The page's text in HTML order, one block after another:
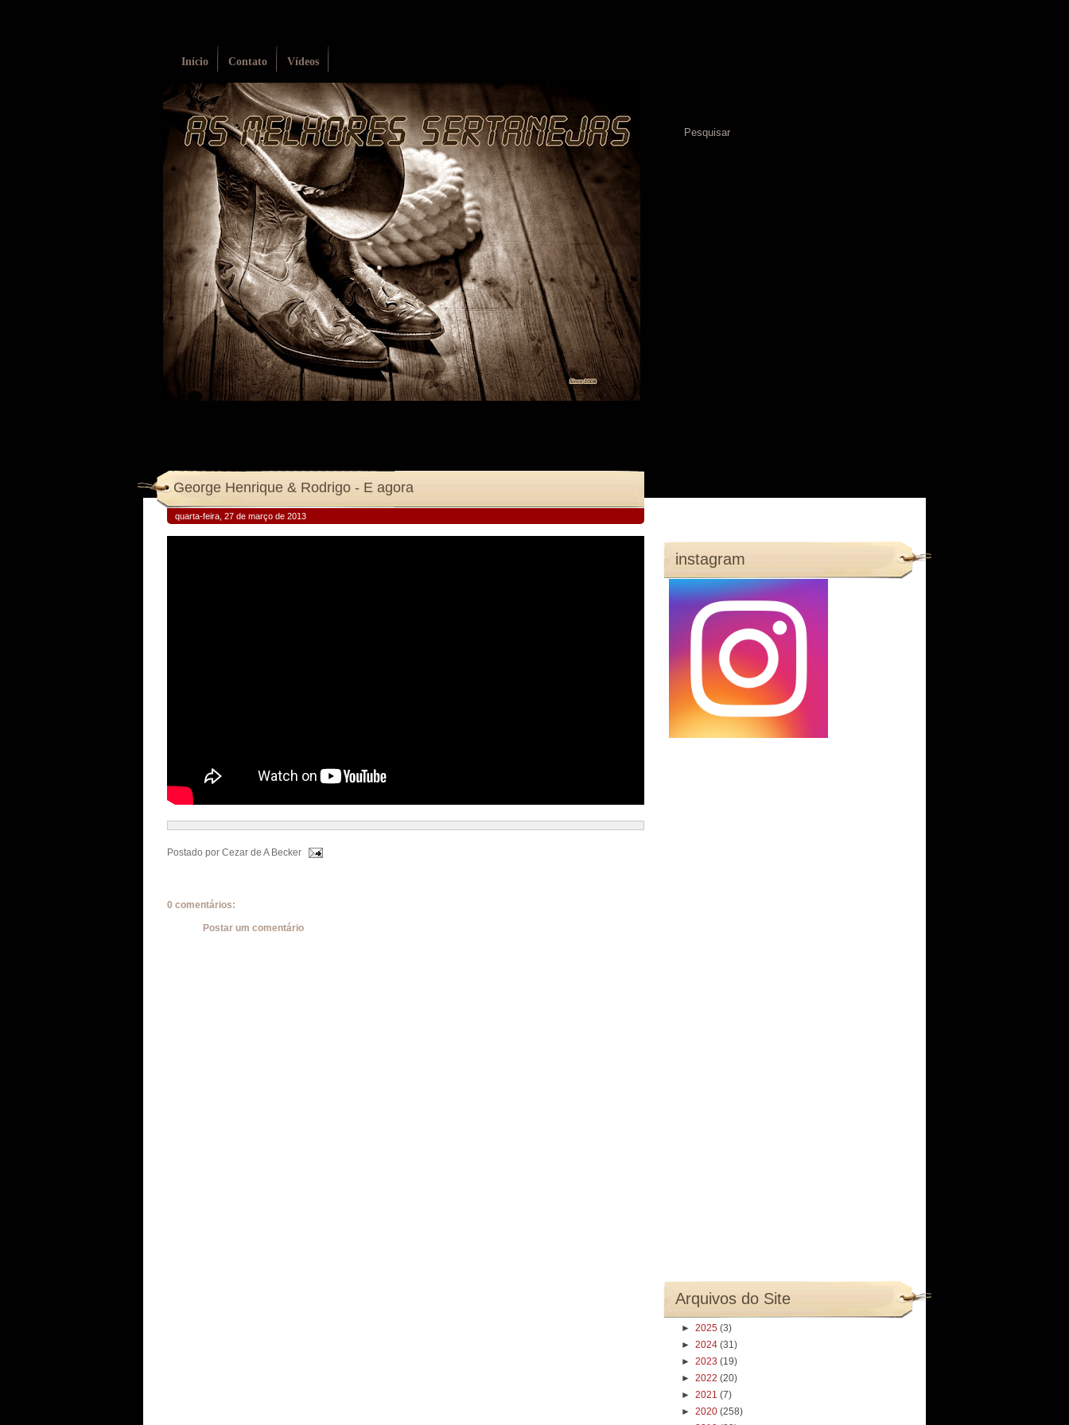
Início Contato Vídeos
George Henrique & Rodrigo - E agora
quarta-feira, 27 de março de 2013
Postado por Cezar de A Becker
0 comentários:
Postar um comentário
instagram
Arquivos do Site
► 2025 (3)
► 2024 (31)
► 2023 (19)
► 2022 (20)
► 2021 (7)
► 2020 (258)